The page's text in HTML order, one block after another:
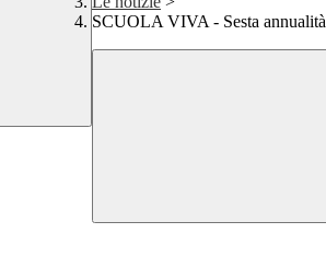
SCUOLA VIVA - Sesta annualità